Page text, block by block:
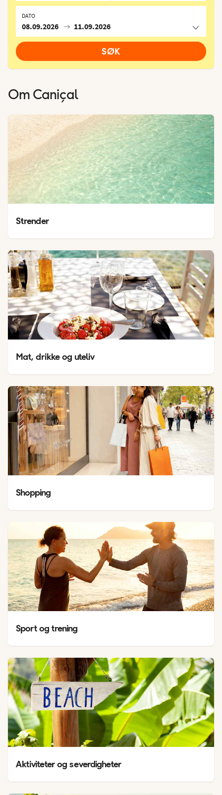
DATO
08.09.2026 11.09.2026
SØK
Om Caniçal
Strender
Mat, drikke og uteliv
Shopping
Sport og trening
Aktiviteter og severdigheter